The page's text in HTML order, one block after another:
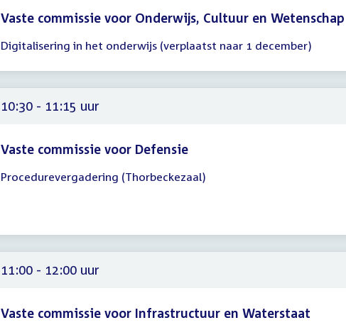
Vaste commissie voor Onderwijs, Cultuur en Wetenschap
vergadering
10:15
-
13:45
Digitalisering in het onderwijs (verplaatst naar 1 december)
10:30 - 11:15 uur
Vaste commissie voor Defensie
vergadering
11:15
uur
Procedurevergadering (Thorbeckezaal)
11:00 - 12:00 uur
Vaste commissie voor Infrastructuur en Waterstaat